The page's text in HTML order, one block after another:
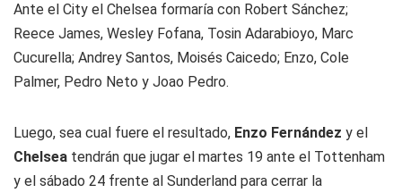
Ante el City el Chelsea formaría con Robert Sánchez;
Reece James, Wesley Fofana, Tosin Adarabioyo, Marc
Cucurella; Andrey Santos, Moisés Caicedo; Enzo, Cole
Palmer, Pedro Neto y Joao Pedro.
Luego, sea cual fuere el resultado, Enzo Fernández y el
Chelsea tendrán que jugar el martes 19 ante el Tottenham
y el sábado 24 frente al Sunderland para cerrar la